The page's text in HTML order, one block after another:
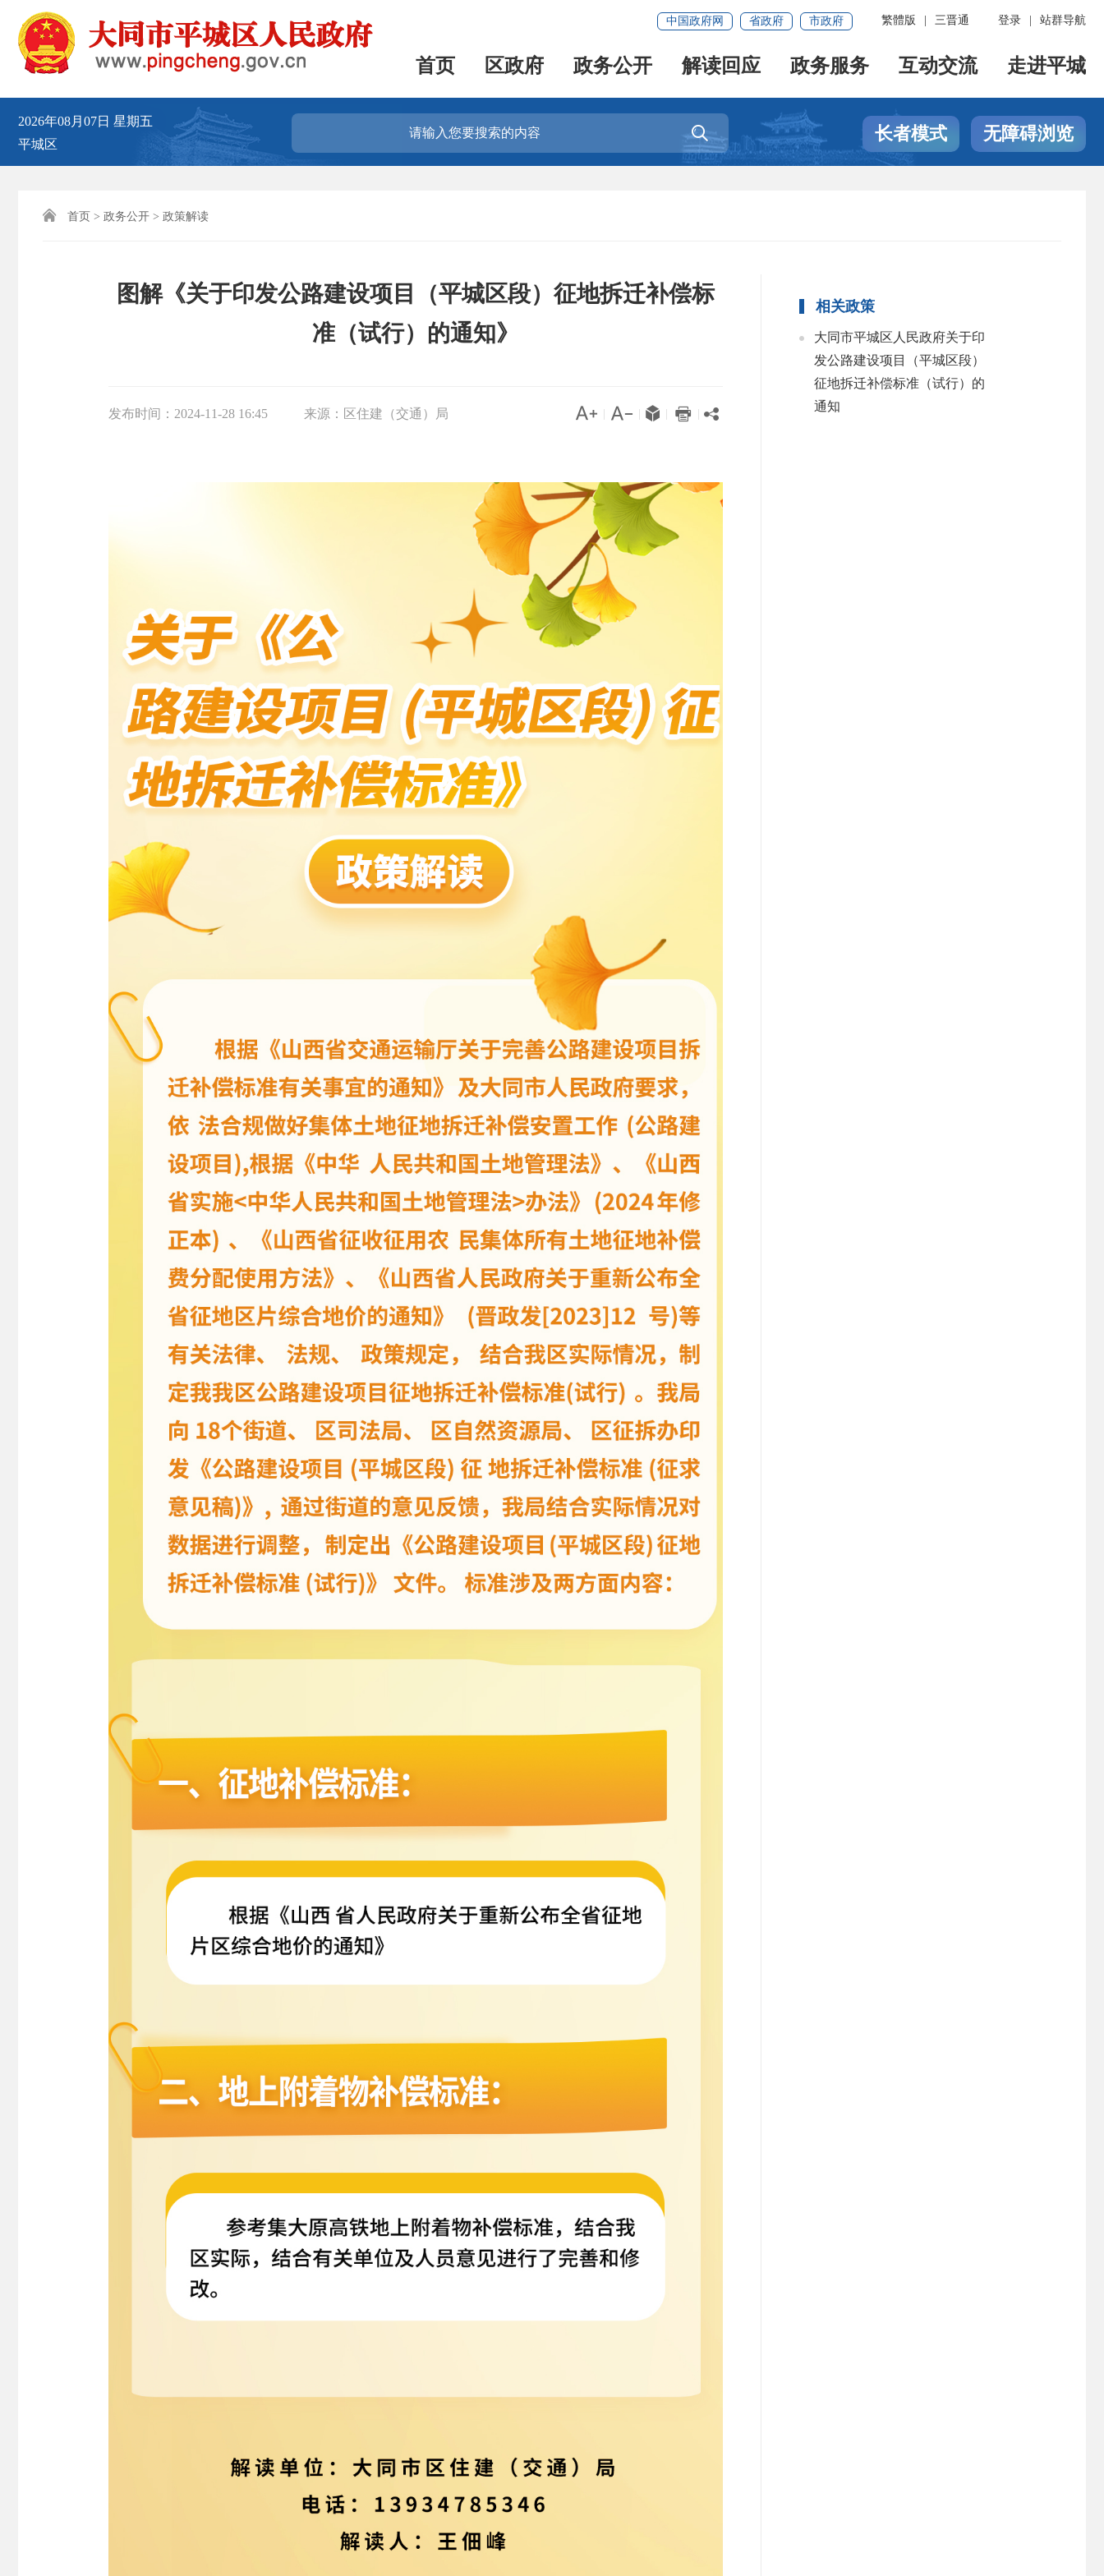
登录 站群导航
繁體版 三晋通
中国政府网 省政府 市政府
首页 区政府 政务公开 解读回应 政务服务 互动交流 走进平城
2026年08月07日 星期五
平城区
 长者模式 无障碍浏览
 首页 > 政务公开 > 政策解读
图解《关于印发公路建设项目（平城区段）征地拆迁补偿标
准（试行）的通知》
发布时间： 2024-11-28 16:45 来源： 区住建（交通）局     
相关政策
大同市平城区人民政府关于印
发公路建设项目（平城区段）
征地拆迁补偿标准（试行）的
通知